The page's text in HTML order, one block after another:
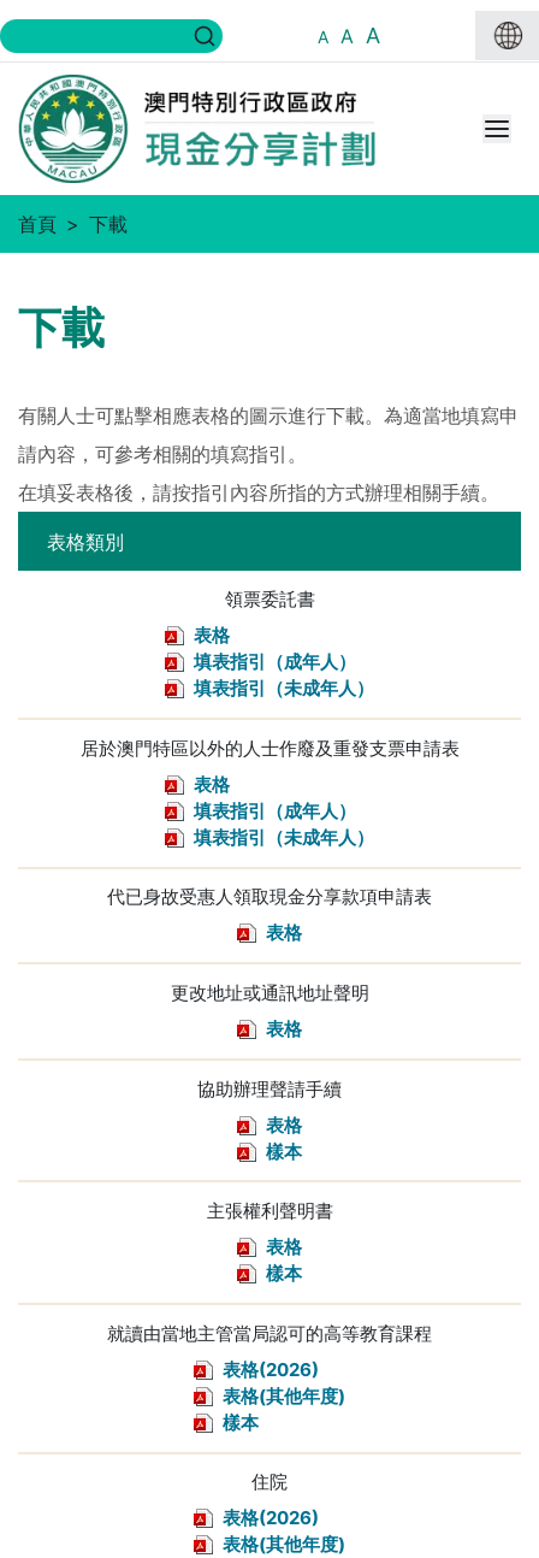
A A A
首頁 下載
下載
有關人士可點擊相應表格的圖示進行下載。為適當地填寫申
請內容，可參考相關的填寫指引。
在填妥表格後，請按指引內容所指的方式辦理相關手續。
表格類別
領票委託書
表格
填表指引（成年人）
填表指引（未成年人）
居於澳門特區以外的人士作廢及重發支票申請表
表格
填表指引（成年人）
填表指引（未成年人）
代已身故受惠人領取現金分享款項申請表
表格
更改地址或通訊地址聲明
表格
協助辦理聲請手續
表格
樣本
主張權利聲明書
表格
樣本
就讀由當地主管當局認可的高等教育課程
表格(2026)
表格(其他年度)
樣本
住院
表格(2026)
表格(其他年度)